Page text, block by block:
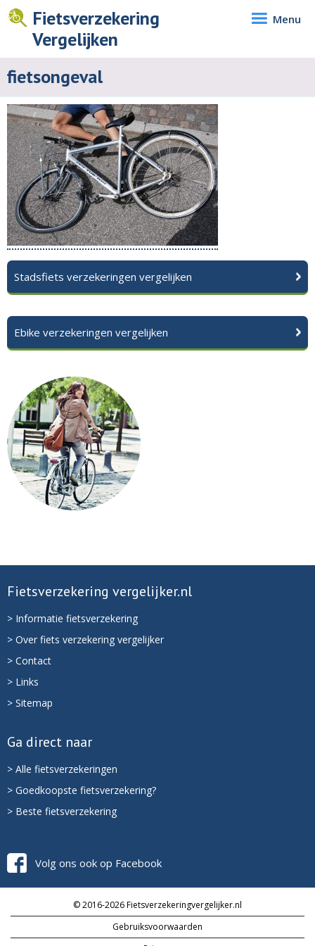
Fietsverzekering
Vergelijken
Menu
fietsongeval
Stadsfiets verzekeringen vergelijken
Ebike verzekeringen vergelijken
Fietsverzekering vergelijker.nl
> Informatie fietsverzekering
> Over fiets verzekering vergelijker
> Contact
> Links
> Sitemap
Ga direct naar
> Alle fietsverzekeringen
> Goedkoopste fietsverzekering?
> Beste fietsverzekering
Volg ons ook op Facebook
© 2016-2026 Fietsverzekeringvergelijker.nl
Gebruiksvoorwaarden